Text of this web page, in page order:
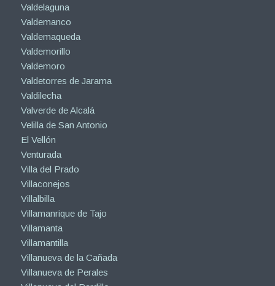
Valdelaguna
Valdemanco
Valdemaqueda
Valdemorillo
Valdemoro
Valdetorres de Jarama
Valdilecha
Valverde de Alcalá
Velilla de San Antonio
El Vellón
Venturada
Villa del Prado
Villaconejos
Villalbilla
Villamanrique de Tajo
Villamanta
Villamantilla
Villanueva de la Cañada
Villanueva de Perales